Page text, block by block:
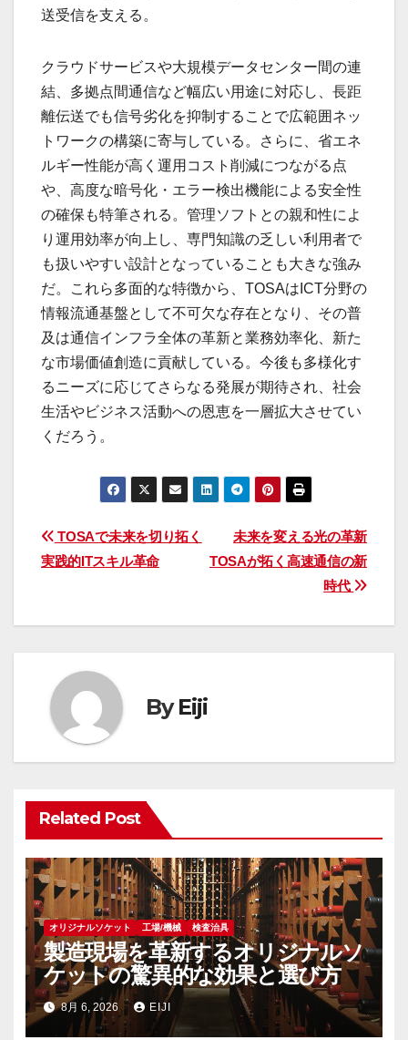
送受信を支える。
クラウドサービスや大規模データセンター間の連
結、多拠点間通信など幅広い用途に対応し、長距
離伝送でも信号劣化を抑制することで広範囲ネッ
トワークの構築に寄与している。さらに、省エネ
ルギー性能が高く運用コスト削減につながる点
や、高度な暗号化・エラー検出機能による安全性
の確保も特筆される。管理ソフトとの親和性によ
り運用効率が向上し、専門知識の乏しい利用者で
も扱いやすい設計となっていることも大きな強み
だ。これら多面的な特徴から、TOSAはICT分野の
情報流通基盤として不可欠な存在となり、その普
及は通信インフラ全体の革新と業務効率化、新た
な市場価値創造に貢献している。今後も多様化す
るニーズに応じてさらなる発展が期待され、社会
生活やビジネス活動への恩恵を一層拡大させてい
くだろう。
投
稿
ナ
ゲ
ー
シ
ョ
ン
未来を変える光の革新
TOSAが拓く高速通信の新
時代
TOSAで未来を切り拓く
実践的ITスキル革命
ByEiji
Related Post
オリジナルソケット 工場/機械 検査治具
製造現場を革新するオリジナルソ
ケットの驚異的な効果と選び方
8月 6, 2026 EIJI